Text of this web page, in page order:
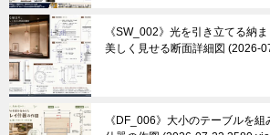
《SW_002》光を引き立てる納
美しく見せる断面詳細図
2026-
《DF_006》大小のテーブルを